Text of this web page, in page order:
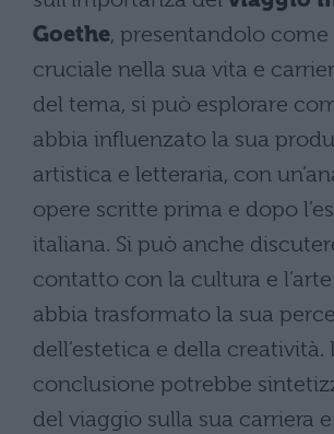
Goethe, presentandolo
cruciale nella sua vita e
del tema, si può esplorare
abbia influenzato la sua
artistica e letteraria, con
opere scritte prima e dopo
italiana. Si può anche
contatto con la cultura e
abbia trasformato la sua
dell’estetica e della creatività.
conclusione potrebbe
del viaggio sulla sua carriera